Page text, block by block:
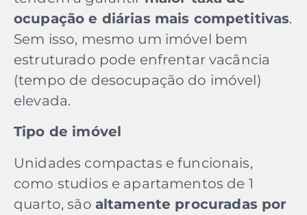
ocupação e diárias mais competitivas.
Sem isso, mesmo um imóvel bem
estruturado pode enfrentar vacância
(tempo de desocupação do imóvel)
elevada.
Tipo de imóvel
Unidades compactas e funcionais,
como studios e apartamentos de 1
quarto, são altamente procuradas por